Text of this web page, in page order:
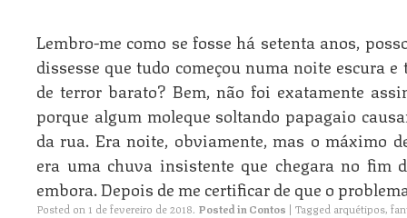
Lembro-me como se fosse há setenta anos,
dissesse que tudo começou numa noite escura
de terror barato? Bem, não foi exatamente
porque algum moleque soltando papagaio
da rua. Era noite, obviamente, mas o máximo
era uma chuva insistente que chegara no fim
embora. Depois de me certificar de que o
Posted on 1 de fevereiro de 2018. Posted in Contos | Tagged arquétipos,